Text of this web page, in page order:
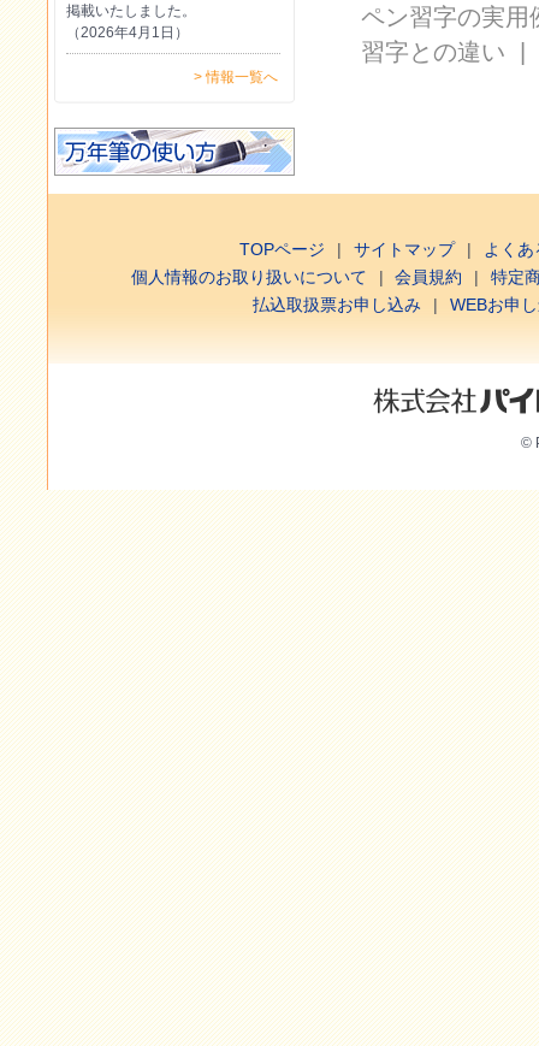
ペン習字の実用
習字との違い |
掲載いたしました。
（2026年4月1日）
> 情報一覧へ
TOPページ サイトマップ
よく
個人情報のお取り扱いについて
会員規約
特定
払込取扱票お申し込み
WEBお申
©